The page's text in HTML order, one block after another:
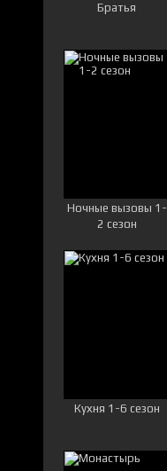
Братья
Ночные вызовы 1-
2 сезон
Кухня 1-6 сезон